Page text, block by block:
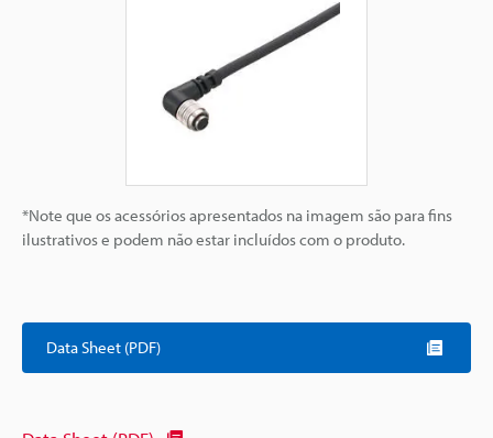
*Note que os acessórios apresentados na imagem são para fins
ilustrativos e podem não estar incluídos com o produto.
Data Sheet (PDF)